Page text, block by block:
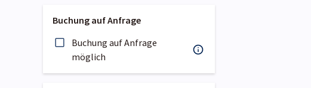
Buchung auf Anfrage
Buchung auf Anfrage
möglich